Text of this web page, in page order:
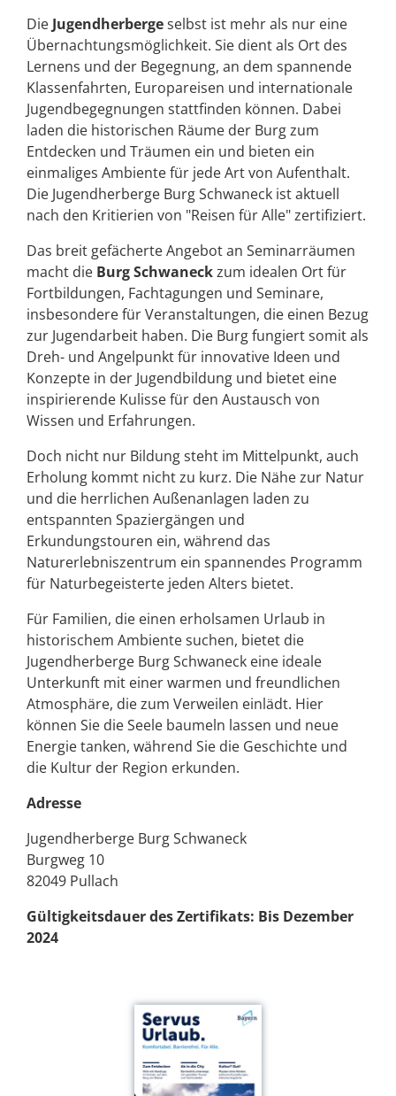
Die Jugendherbergeselbst ist mehr als nur eine
Übernachtungsmöglichkeit. Sie dient als Ort des
Lernens und der Begegnung, an dem spannende
Klassenfahrten, Europareisen und internationale
Jugendbegegnungen stattfinden können. Dabei
laden die historischen Räume der Burg zum
Entdecken und Träumen ein und bieten ein
einmaliges Ambiente für jede Art von Aufenthalt.
Die Jugendherberge Burg Schwaneck ist aktuell
nach den Kritierien von "Reisen für Alle" zertifiziert.
Das breit gefächerte Angebot an Seminarräumen
macht die Burg Schwaneckzum idealen Ort für
Fortbildungen, Fachtagungen und Seminare,
insbesondere für Veranstaltungen, die einen Bezug
zur Jugendarbeit haben. Die Burg fungiert somit als
Dreh- und Angelpunkt für innovative Ideen und
Konzepte in der Jugendbildung und bietet eine
inspirierende Kulisse für den Austausch von
Wissen und Erfahrungen.
Doch nicht nur Bildung steht im Mittelpunkt, auch
Erholung kommt nicht zu kurz. Die Nähe zur Natur
und die herrlichen Außenanlagen laden zu
entspannten Spaziergängen und
Erkundungstouren ein, während das
Naturerlebniszentrum ein spannendes Programm
für Naturbegeisterte jeden Alters bietet.
Für Familien, die einen erholsamen Urlaub in
historischem Ambiente suchen, bietet die
Jugendherberge Burg Schwaneck eine ideale
Unterkunft mit einer warmen und freundlichen
Atmosphäre, die zum Verweilen einlädt. Hier
können Sie die Seele baumeln lassen und neue
Energie tanken, während Sie die Geschichte und
die Kultur der Region erkunden.
Adresse
Jugendherberge Burg Schwaneck
Burgweg 10
82049 Pullach
Gültigkeitsdauer des Zertifikats: Bis Dezember
2024